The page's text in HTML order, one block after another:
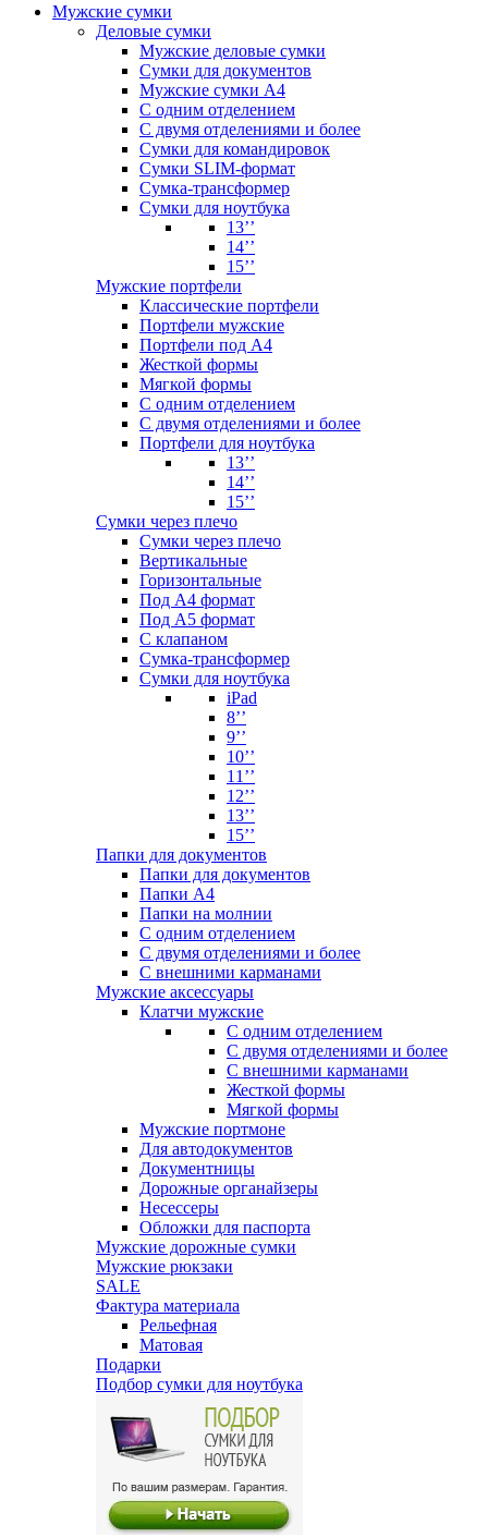
Мужские сумки
Деловые сумки
Мужские деловые сумки
Сумки для документов
Мужские сумки А4
С одним отделением
С двумя отделениями и более
Сумки для командировок
Сумки SLIM-формат
Сумка-трансформер
Сумки для ноутбука
13’’
14’’
15’’
Мужские портфели
Классические портфели
Портфели мужские
Портфели под А4
Жесткой формы
Мягкой формы
С одним отделением
С двумя отделениями и более
Портфели для ноутбука
13’’
14’’
15’’
Сумки через плечо
Сумки через плечо
Вертикальные
Горизонтальные
Под А4 формат
Под А5 формат
С клапаном
Сумка-трансформер
Сумки для ноутбука
iPad
8’’
9’’
10’’
11’’
12’’
13’’
15’’
Папки для документов
Папки для документов
Папки А4
Папки на молнии
С одним отделением
С двумя отделениями и более
С внешними карманами
Мужские аксессуары
Клатчи мужские
С одним отделением
С двумя отделениями и более
С внешними карманами
Жесткой формы
Мягкой формы
Мужские портмоне
Для автодокументов
Документницы
Дорожные органайзеры
Несессеры
Обложки для паспорта
Мужские дорожные сумки
Мужские рюкзаки
SALE
Фактура материала
Рельефная
Матовая
Подарки
Подбор сумки для ноутбука